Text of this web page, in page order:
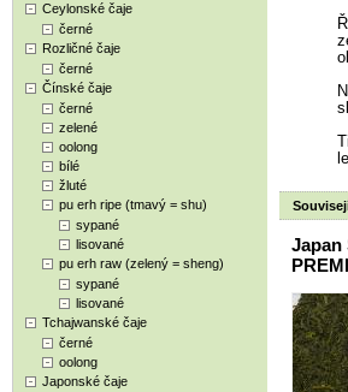
Ceylonské čaje
černé
Rozličné čaje
černé
Čínské čaje
černé
zelené
oolong
bílé
žluté
pu erh ripe (tmavý = shu)
sypané
lisované
pu erh raw (zelený = sheng)
sypané
lisované
Tchajwanské čaje
černé
oolong
Japonské čaje
Japan